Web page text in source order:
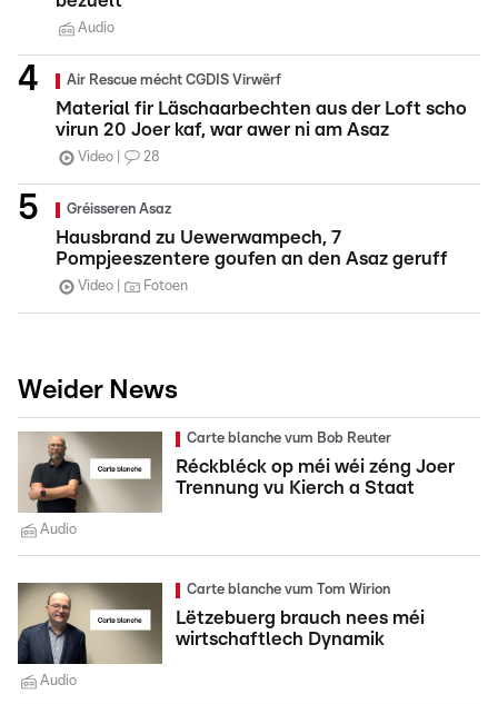
Audio
Air Rescue mécht CGDIS Virwërf
Material fir Läschaarbechten aus der Loft scho
virun 20 Joer kaf, war awer ni am Asaz
Video 28
Gréisseren Asaz
Hausbrand zu Uewerwampech, 7
Pompjeeszentere goufen an den Asaz geruff
Video Fotoen
Weider News
Carte blanche vum Bob Reuter
Réckbléck op méi wéi zéng Joer
Trennung vu Kierch a Staat
Audio
Carte blanche vum Tom Wirion
Lëtzebuerg brauch nees méi
wirtschaftlech Dynamik
Audio